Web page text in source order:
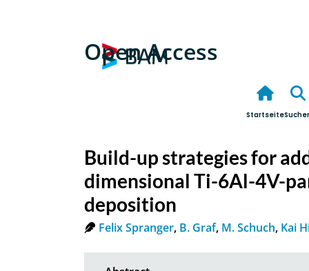
Open Access
Startseite
Build-up strategies for
dimensional Ti-6Al-4V-
deposition
Felix Spranger, B. Graf, M. Schuch, Kai